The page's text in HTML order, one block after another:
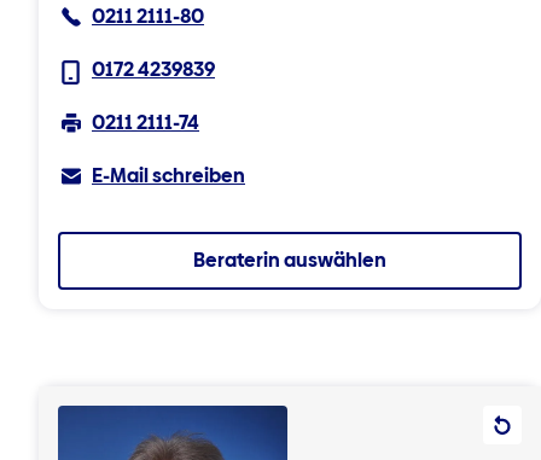
0211 2111-80
0172 4239839
0211 2111-74
E-Mail schreiben
Beraterin auswählen